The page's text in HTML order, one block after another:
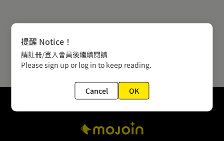
提醒 Notice！
請註冊/登入會員後繼續閱讀
Please sign up or log in to keep reading.
Cancel OK